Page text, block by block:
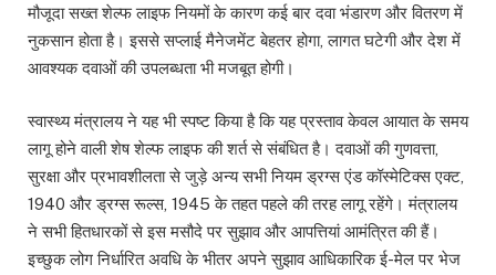
मौजूदा सख्त शेल्फ लाइफ नियमों के कारण कई बार दवा भंडारण और वितरण में
नुकसान होता है। इससे सप्लाई मैनेजमेंट बेहतर होगा, लागत घटेगी और देश में
आवश्यक दवाओं की उपलब्धता भी मजबूत होगी।
स्वास्थ्य मंत्रालय ने यह भी स्पष्ट किया है कि यह प्रस्ताव केवल आयात के समय
लागू होने वाली शेष शेल्फ लाइफ की शर्त से संबंधित है। दवाओं की गुणवत्ता,
सुरक्षा और प्रभावशीलता से जुड़े अन्य सभी नियम ड्रग्स एंड कॉस्मेटिक्स एक्ट,
1940 और ड्रग्स रूल्स, 1945 के तहत पहले की तरह लागू रहेंगे। मंत्रालय
ने सभी हितधारकों से इस मसौदे पर सुझाव और आपत्तियां आमंत्रित की हैं।
इच्छुक लोग निर्धारित अवधि के भीतर अपने सुझाव आधिकारिक ई-मेल पर भेज